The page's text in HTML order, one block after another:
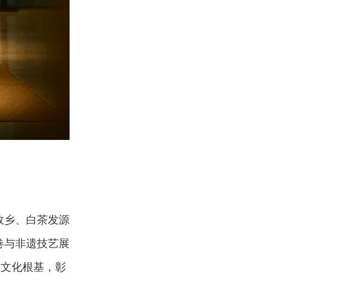
乡、白茶发源
与非遗技艺展
化根基，彰